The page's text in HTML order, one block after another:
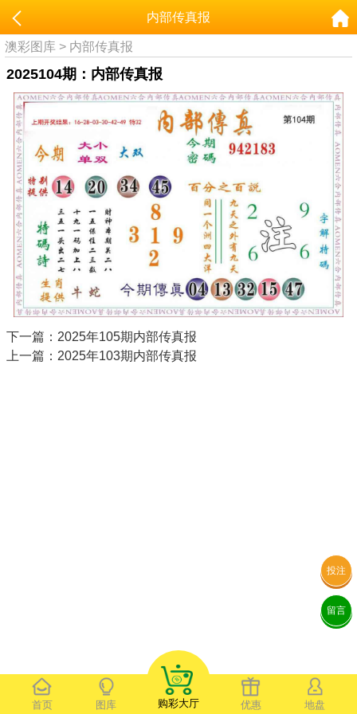
首页 图库 购彩大厅 优惠 地盘
投注
留言
内部传真报
澳彩图库 > 内部传真报
2025104期：内部传真报
下一篇：2025年105期内部传真报
上一篇：2025年103期内部传真报